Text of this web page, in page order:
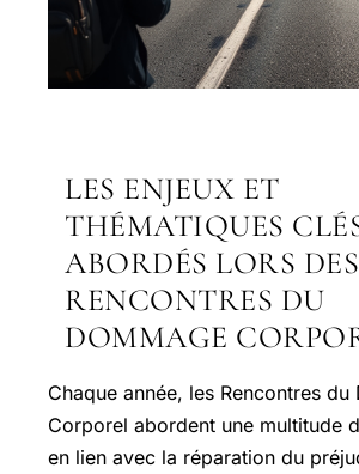
LES ENJEUX ET
THÉMATIQUES
ABORDÉS LORS DES
RENCONTRES DU
DOMMAGE
Chaque année, les Rencontres du
Corporel abordent une multitude
en lien avec la réparation du